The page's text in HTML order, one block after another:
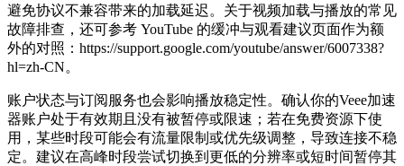
避免协议不兼容带来的加载延迟。关于视频加载与播放的常见
故障排查，还可参考 YouTube 的缓冲与观看建议页面作为额
外的对照：https://support.google.com/youtube/answer/6007338?
hl=zh-CN。
账户状态与订阅服务也会影响播放稳定性。确认你的Veee加速
器账户处于有效期且没有被暂停或限速；若在免费资源下使
用，某些时段可能会有流量限制或优先级调整，导致连接不稳
定。建议在高峰时段尝试切换到更低的分辨率或短时间暂停其